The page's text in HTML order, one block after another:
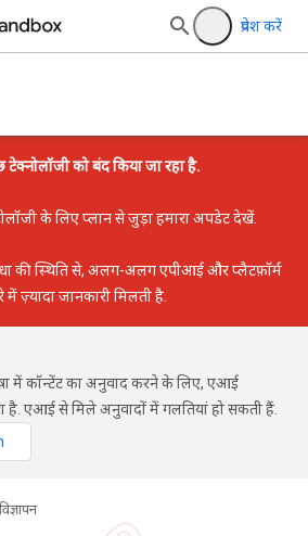
प्रवेश करें
को बंद किया जा रहा है.
के लिए प्लान से जुड़ा हमारा अपडेटदेखें.
की स्थितिसे, अलग-अलग एपीआई और प्लैटफ़ॉर्म
ज़्यादा जानकारी मिलती है.
में कॉन्टेंट का अनुवाद करने के लिए, एआई
है. एआई से मिले अनुवादों में गलतियां हो सकती हैं.